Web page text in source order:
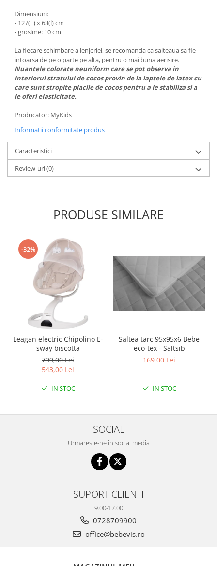
Dimensiuni:
- 127(L) x 63(l) cm
- grosime: 10 cm.
La fiecare schimbare a lenjeriei, se recomanda ca salteaua sa fie
intoarsa de pe o parte pe alta, pentru o mai buna aerisire.
Nuantele colorate neuniform care se pot observa in
interiorul stratului de cocos provin de la laptele de latex cu
care sunt stropite placile de cocos pentru a le stabiliza si a
le oferi elasticitate.
Producator: MyKids
Informatii conformitate produs
Caracteristici
Review-uri(0)
PRODUSE SIMILARE
-32%
Leagan electric Chipolino E-
sway biscotta
799,00 Lei
543,00 Lei
IN STOC
Saltea tarc 95x95x6 Bebe
eco-tex - Saltsib
169,00 Lei
IN STOC
SOCIAL
Urmareste-ne in social media
SUPORT CLIENTI
9.00-17.00
0728709900
office@bebevis.ro